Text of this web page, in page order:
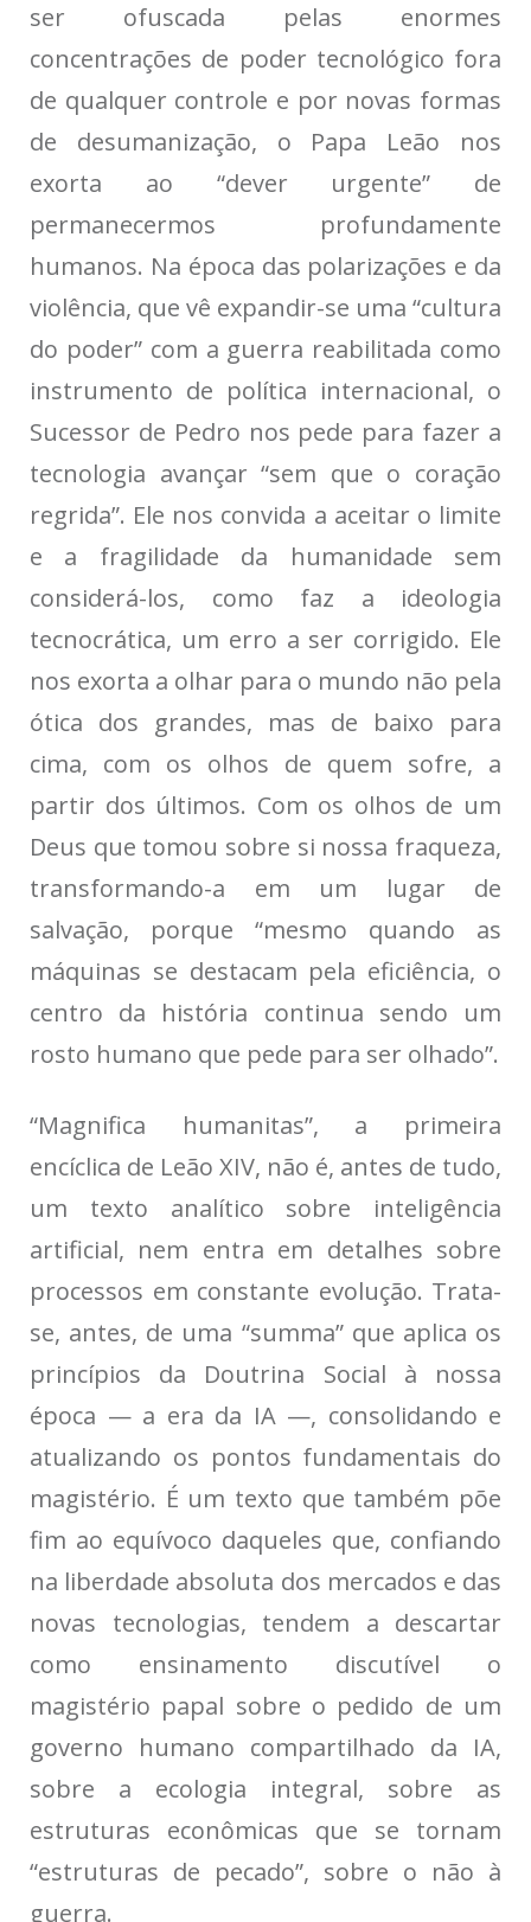
ser ofuscada pelas enormes
concentrações de poder tecnológico fora
de qualquer controle e por novas formas
de desumanização, o Papa Leão nos
exorta ao “dever urgente” de
permanecermos profundamente
humanos. Na época das polarizações e da
violência, que vê expandir-se uma “cultura
do poder” com a guerra reabilitada como
instrumento de política internacional, o
Sucessor de Pedro nos pede para fazer a
tecnologia avançar “sem que o coração
regrida”. Ele nos convida a aceitar o limite
e a fragilidade da humanidade sem
considerá-los, como faz a ideologia
tecnocrática, um erro a ser corrigido. Ele
nos exorta a olhar para o mundo não pela
ótica dos grandes, mas de baixo para
cima, com os olhos de quem sofre, a
partir dos últimos. Com os olhos de um
Deus que tomou sobre si nossa fraqueza,
transformando-a em um lugar de
salvação, porque “mesmo quando as
máquinas se destacam pela eficiência, o
centro da história continua sendo um
rosto humano que pede para ser olhado”.
“Magnifica humanitas”, a primeira
encíclica de Leão XIV, não é, antes de tudo,
um texto analítico sobre inteligência
artificial, nem entra em detalhes sobre
processos em constante evolução. Trata-
se, antes, de uma “summa” que aplica os
princípios da Doutrina Social à nossa
época — a era da IA —, consolidando e
atualizando os pontos fundamentais do
magistério. É um texto que também põe
fim ao equívoco daqueles que, confiando
na liberdade absoluta dos mercados e das
novas tecnologias, tendem a descartar
como ensinamento discutível o
magistério papal sobre o pedido de um
governo humano compartilhado da IA,
sobre a ecologia integral, sobre as
estruturas econômicas que se tornam
“estruturas de pecado”, sobre o não à
guerra.